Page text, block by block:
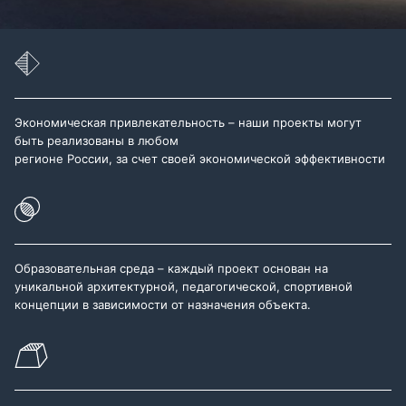
Экономическая привлекательность – наши проекты могут
быть реализованы в любом
регионе России, за счет своей экономической эффективности
Образовательная среда – каждый проект основан на
уникальной архитектурной, педагогической, спортивной
концепции в зависимости от назначения объекта.